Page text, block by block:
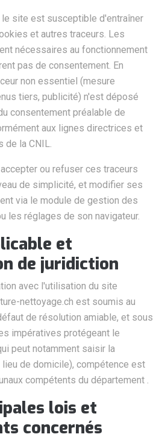
le site est susceptible d'entraîner
et autres traceurs. Les
nécessaires au fonctionnement
pas de consentement. En
non essentiel (mesure
tiers, publicité) n'est déposé
consentement préalable de
aux lignes directrices et
de la CNIL.
ou refuser ces traceurs
de simplicité, et modifier ses
via le module de gestion des
les réglages de son navigateur.
et
de juridiction
avec l'utilisation du site
nettoyage.ch est soumis au
de résolution amiable, et sous
impératives protégeant le
peut notamment saisir la
de domicile), compétence est
compétents du département .
lois et
concernés